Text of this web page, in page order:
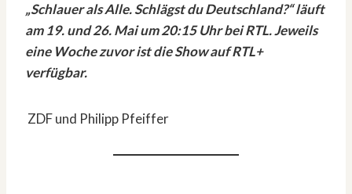
„Schlauer als Alle. Schlägst du Deutschland?“ läuft
am 19. und 26. Mai um 20:15 Uhr bei RTL. Jeweils
eine Woche zuvor ist die Show auf RTL+
verfügbar.
ZDF und Philipp Pfeiffer